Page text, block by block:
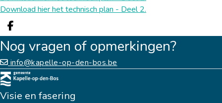
Download hier het technisch plan - Deel 2.
Deel op facebook
Nog vragen of opmerkingen?
info@kapelle-op-den-bos.be
Visie en fasering